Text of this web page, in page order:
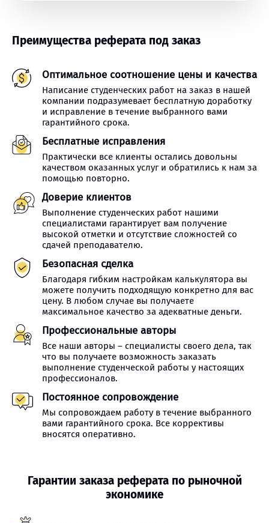
Преимущества реферата под заказ
Оптимальное соотношение цены и качества
Написание студенческих работ на заказ в нашей
компании подразумевает бесплатную доработку
и исправление в течение выбранного вами
гарантийного срока.
Бесплатные исправления
Практически все клиенты остались довольны
качеством оказанных услуг и обратились к нам за
помощью повторно.
Доверие клиентов
Выполнение студенческих работ нашими
специалистами гарантирует вам получение
высокой отметки и отсутствие сложностей со
сдачей преподавателю.
Безопасная сделка
Благодаря гибким настройкам калькулятора вы
можете получить подходящую конкретно для вас
цену. В любом случае вы получаете
максимальное качество за адекватные деньги.
Профессиональные авторы
Все наши авторы – специалисты своего дела, так
что вы получаете возможность заказать
выполнение студенческой работы у настоящих
профессионалов.
Постоянное сопровождение
Мы сопровождаем работу в течение выбранного
вами гарантийного срока. Все коррективы
вносятся оперативно.
Гарантии заказа реферата по рыночной
экономике